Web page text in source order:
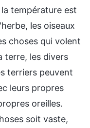
température est
les oiseaux
choses qui volent
terre, les divers
terriers peuvent
leurs propres
oreilles.
soit vaste,